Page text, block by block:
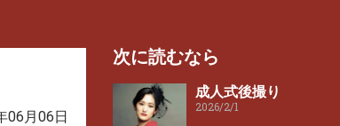
06月06日
次に読むなら
成人式後撮り
2026/2/1